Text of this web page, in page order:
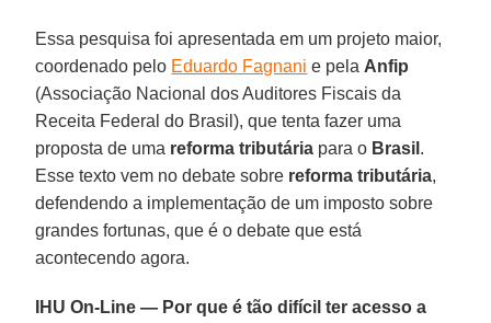
Essa pesquisa foi apresentada em um projeto maior,
coordenado pelo Eduardo Fagnani e pela Anfip
(Associação Nacional dos Auditores Fiscais da
Receita Federal do Brasil), que tenta fazer uma
proposta de uma reforma tributária para o Brasil .
Esse texto vem no debate sobre reforma tributária,
defendendo a implementação de um imposto sobre
grandes fortunas, que é o debate que está
acontecendo agora.
IHU On-Line — Por que é tão difícil ter acesso a